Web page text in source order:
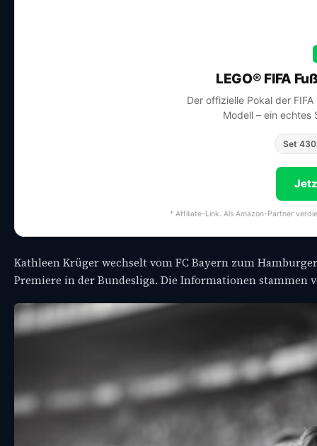
LEGO® FIFA
Der offizielle Pokal der
Modell – ein echtes
Set
* Affiliate-Link. Als Amazon-Partner
Kathleen Krüger wechselt vom FC Bayern zum
Premiere in der Bundesliga. Die Informationen stammen